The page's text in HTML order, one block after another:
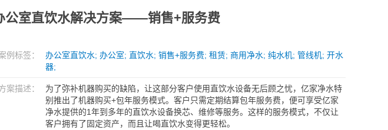
公室直饮水解决方案——销售+服务费
例标签： 办公室直饮水; 办公室; 直饮水; 销售+服务费; 租赁; 商用净水; 纯水机; 管线机; 开水
器;
案描述：
为了弥补机器购买的缺陷，让这部分客户使用直饮水设备无后顾之忧，亿家净水特
别推出了机器购买+包年服务模式。客户只需定期结算包年服务费，便可享受亿家
净水提供的1年到多年的直饮水设备换芯、维修等服务。这样的服务模式，不仅让
客户拥有了固定资产，而且让喝直饮水变得更轻松。